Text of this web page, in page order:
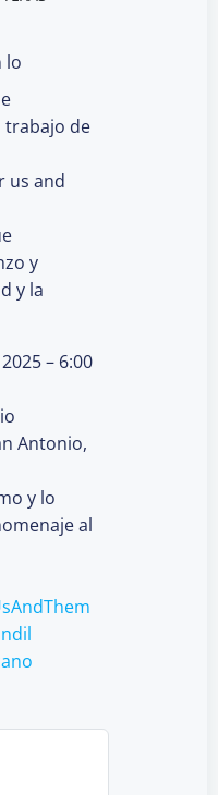
lo
trabajo de
us and
y
y la
– 6:00
Antonio,
y lo
al